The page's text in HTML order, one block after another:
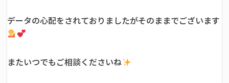
データの心配をされておりましたがそのままでございます
またいつでもご相談くださいね